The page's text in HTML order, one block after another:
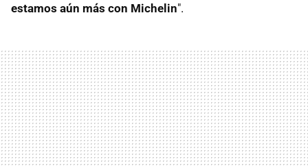
estamos aún más con Michelin".